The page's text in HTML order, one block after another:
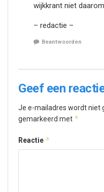
wijkkrant niet
– redactie –
Beantwoorden
Geef een
Je e-mailadres wordt niet
gemarkeerd met *
Reactie *